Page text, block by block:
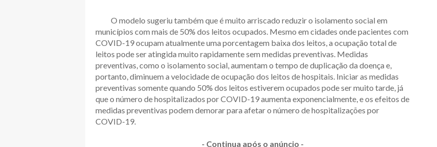
O modelo sugeriu também que é muito arriscado reduzir o isolamento social em
municípios com mais de 50% dos leitos ocupados. Mesmo em cidades onde pacientes com
COVID-19 ocupam atualmente uma porcentagem baixa dos leitos, a ocupação total de
leitos pode ser atingida muito rapidamente sem medidas preventivas. Medidas
preventivas, como o isolamento social, aumentam o tempo de duplicação da doença e,
portanto, diminuem a velocidade de ocupação dos leitos de hospitais. Iniciar as medidas
preventivas somente quando 50% dos leitos estiverem ocupados pode ser muito tarde, já
que o número de hospitalizados por COVID-19 aumenta exponencialmente, e os efeitos de
medidas preventivas podem demorar para afetar o número de hospitalizações por
COVID-19.
- Continua após o anúncio -